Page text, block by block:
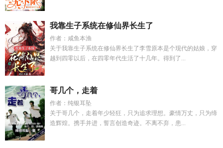
我靠生子系统在修仙界长生了
作者：咸鱼本渔
关于我靠生子系统在修仙界长生了李雪原本是个现代的姑娘，穿
越到四零以后，在四零年代生活了十几年。得到了...
哥几个，走着
作者：纯银耳坠
关于哥几个，走着年少轻狂，只为追求理想。豪情万丈，只为缔
造辉煌。携手并进，誓言创造奇迹。不离不弃，患...